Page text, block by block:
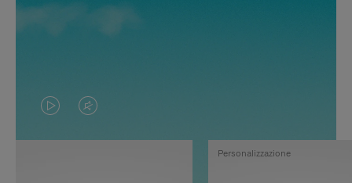
IL
VIDEO
IL
VIDEO
Personalizzazione